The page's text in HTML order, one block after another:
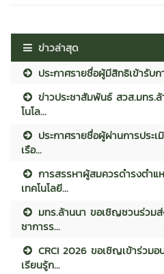
ข่าวล่าสุด
ประกาศรายชื่อผู้มีสิทธิเข้ารับ
ข่าวประชาสัมพันธ์ สวส.มทร.
โนโล...
ประกาศรายชื่อผู้ผ่านการประ
เรือ...
การสรรหาผู้สมควรดำรงตำ
เทคโนโลยี...
มทร.ล้านนา ขอเชิญชวนร่วม
ชาการร...
CRCI 2026 ขอเชิญเข้าร่วม
เรียนรู้ก...